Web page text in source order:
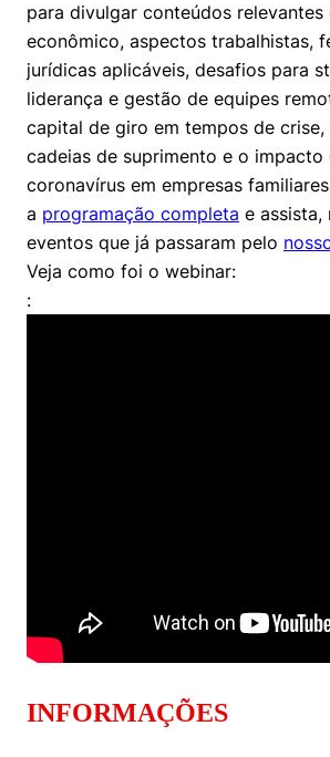
para divulgar conteúdos relevantes
econômico, aspectos trabalhistas,
jurídicas aplicáveis, desafios para
liderança e gestão de equipes
capital de giro em tempos de crise,
cadeias de suprimento e o impacto
coronavírus em empresas
a programação completa e assista,
eventos que já passaram pelo
Veja como foi o webinar:
:
INFORMAÇÕES